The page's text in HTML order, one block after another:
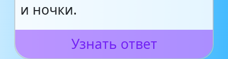
и ночки.
Узнать ответ